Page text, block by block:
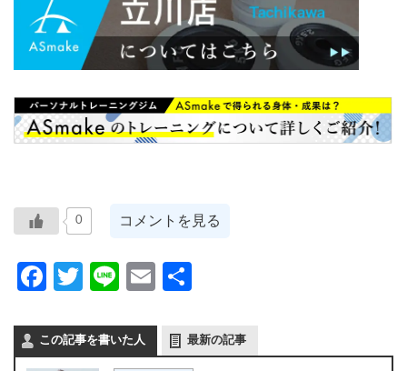
0 コメントを見る
Facebook
Twitter
LineEmail
この記事を書いた人 最新の記事